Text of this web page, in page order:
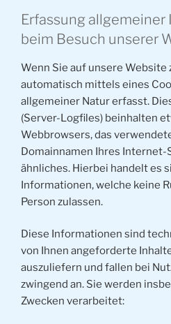
Erfassung
beim Besuch unserer
Wenn Sie auf unsere Website
automatisch mittels eines
allgemeiner Natur erfasst.
(Server-Logfiles) beinhalten
Webbrowsers, das
Domainnamen Ihres
ähnliches. Hierbei handelt es
Informationen, welche keine
Person zulassen.
Diese Informationen sind
von Ihnen angeforderte
auszuliefern und fallen bei
zwingend an. Sie werden
Zwecken verarbeitet: